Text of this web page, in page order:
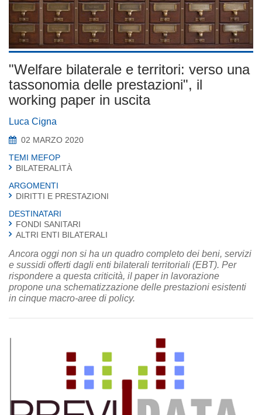
"Welfare bilaterale e territori: verso una
tassonomia delle prestazioni", il
working paper in uscita
Luca Cigna
02 MARZO 2020
TEMI MEFOP
BILATERALITÀ
ARGOMENTI
DIRITTI E PRESTAZIONI
DESTINATARI
FONDI SANITARI
ALTRI ENTI BILATERALI
Ancora oggi non si ha un quadro completo dei beni, servizi
e sussidi offerti dagli enti bilaterali territoriali (EBT). Per
rispondere a questa criticità, il paper in lavorazione
propone una schematizzazione delle prestazioni esistenti
in cinque macro-aree di policy.